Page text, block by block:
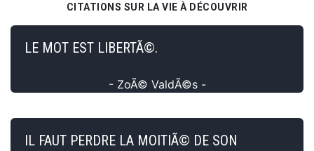
CITATIONS SUR LA VIE À DÉCOUVRIR
LE MOT EST LIBERTÃ©.
- ZoÃ© ValdÃ©s -
IL FAUT PERDRE LA MOITIÃ© DE SON